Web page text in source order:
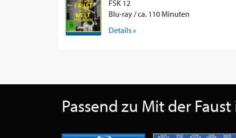
FSK 12
Blu-ray / ca. 110 Minuten
Details »
Passend zu Mit der